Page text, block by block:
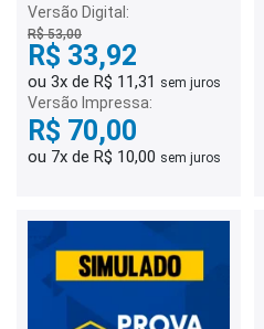
Versão Digital:
R$ 53,00
R$ 33,92
ou 3x de R$ 11,31 sem juros
Versão Impressa:
R$ 70,00
ou 7x de R$ 10,00 sem juros